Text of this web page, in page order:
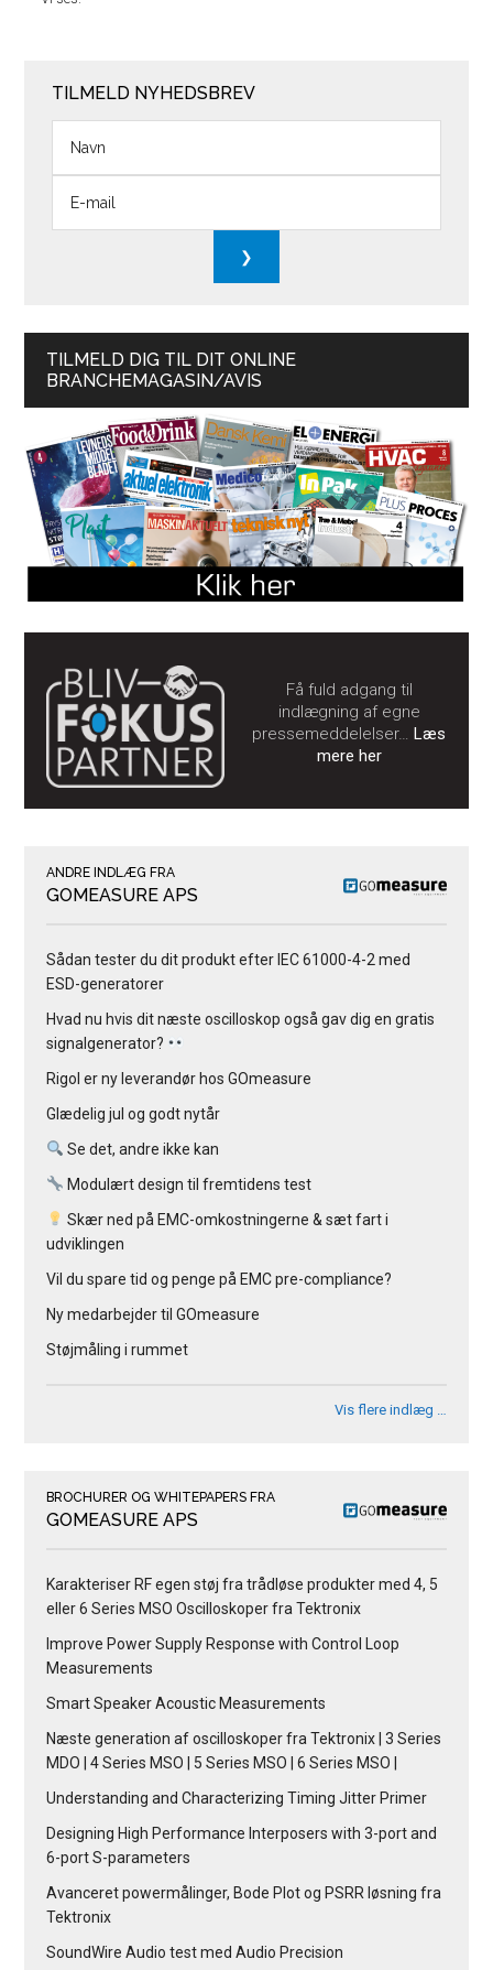
TILMELD NYHEDSBREV
TILMELD DIG TIL DIT ONLINE
BRANCHEMAGASIN/AVIS
Få fuld adgang til
indlægning af egne
pressemeddelelser… Læs
mere her
ANDRE INDLÆG FRA
GOMEASURE APS
Sådan tester du dit produkt efter IEC 61000-4-2 med
ESD-generatorer
Hvad nu hvis dit næste oscilloskop også gav dig en gratis
signalgenerator?
Rigol er ny leverandør hos GOmeasure
Glædelig jul og godt nytår
Se det, andre ikke kan
Modulært design til fremtidens test
Skær ned på EMC-omkostningerne & sæt fart i
udviklingen
Vil du spare tid og penge på EMC pre-compliance?
Ny medarbejder til GOmeasure
Støjmåling i rummet
Vis flere indlæg …
BROCHURER OG WHITEPAPERS FRA
GOMEASURE APS
Karakteriser RF egen støj fra trådløse produkter med 4, 5
eller 6 Series MSO Oscilloskoper fra Tektronix
Improve Power Supply Response with Control Loop
Measurements
Smart Speaker Acoustic Measurements
Næste generation af oscilloskoper fra Tektronix | 3 Series
MDO | 4 Series MSO | 5 Series MSO | 6 Series MSO |
Understanding and Characterizing Timing Jitter Primer
Designing High Performance Interposers with 3-port and
6-port S-parameters
Avanceret powermålinger, Bode Plot og PSRR løsning fra
Tektronix
SoundWire Audio test med Audio Precision